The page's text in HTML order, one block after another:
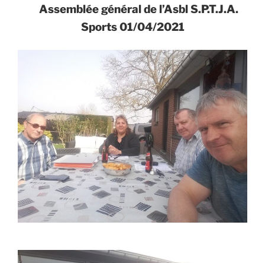
Assemblée général de l’Asbl S.P.T.J.A.
Sports 01/04/2021